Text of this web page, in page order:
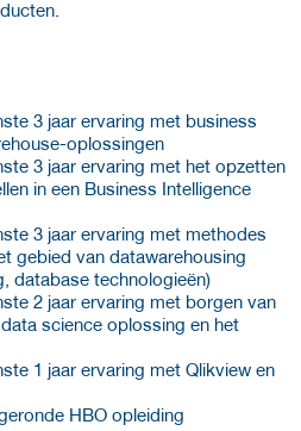
3 jaar ervaring met business
oplossingen
3 jaar ervaring met het opzetten
in een Business Intelligence
3 jaar ervaring met methodes
gebied van datawarehousing
database technologieën)
2 jaar ervaring met borgen van
science oplossing en het
1 jaar ervaring met Qlikview en
HBO opleiding